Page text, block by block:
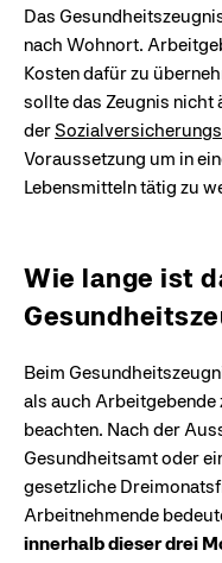
Das
nach Wohnort.
Kosten dafür zu
sollte das Zeugnis nicht
der
Voraussetzung um in
Lebensmitteln tätig zu
Wie lange ist
Beim
als auch Arbeitgebende
beachten. Nach der
Gesundheitsamt oder
gesetzliche
Arbeitnehmende
innerhalb dieser drei